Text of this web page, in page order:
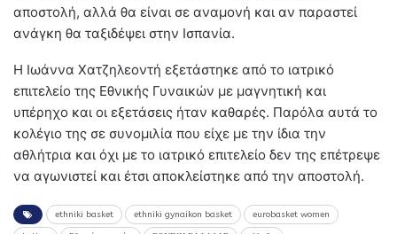
αποστολή, αλλά θα είναι σε αναμονή και αν παραστεί
ανάγκη θα ταξιδέψει στην Ισπανία.
Η Ιωάννα Χατζηλεοντή εξετάστηκε από το ιατρικό
επιτελείο της Εθνικής Γυναικών με μαγνητική και
υπέρηχο και οι εξετάσεις ήταν καθαρές. Παρόλα αυτά το
κολέγιο της σε συνομιλία που είχε με την ίδια την
αθλήτρια και όχι με το ιατρικό επιτελείο δεν της επέτρεψε
να αγωνιστεί και έτσι αποκλείστηκε από την αποστολή.
ethniki basket ethniki gynaikon basket eurobasket women